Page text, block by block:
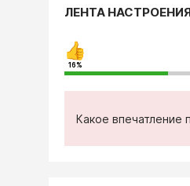
ЛЕНТА
16%
Какое впечатление